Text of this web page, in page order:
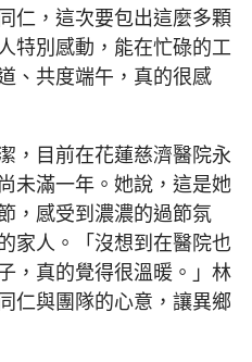
仁，這次要包出這麼多顆
特別感動，能在忙碌的工
、共度端午，真的很感
目前在花蓮慈濟醫院永
未滿一年。她說，這是她
，感受到濃濃的過節氛
家人。「沒想到在醫院也
，真的覺得很溫暖。」林
仁與團隊的心意，讓異鄉